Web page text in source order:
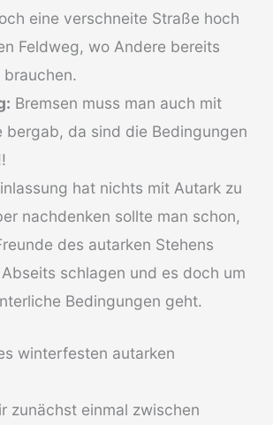
eine verschneite Straße hoch
Feldweg, wo Andere bereits
Bremsen muss man auch mit
bergab, da sind die Bedingungen
hat nichts mit Autark zu
nachdenken sollte man schon,
des autarken Stehens
schlagen und es doch um
Bedingungen geht.
winterfesten autarken
zunächst einmal zwischen